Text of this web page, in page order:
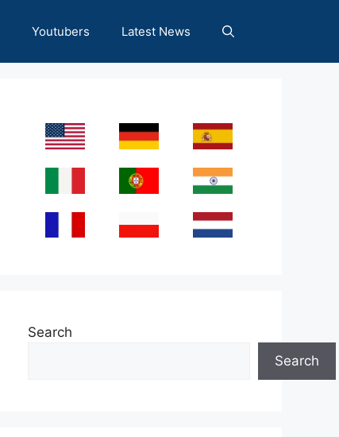
Youtubers Latest News
Search
Search